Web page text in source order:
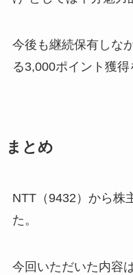
今後も継続保有しな
る3,000ポイント獲得
まとめ
NTT（9432）から株
た。
今回いただいた内容